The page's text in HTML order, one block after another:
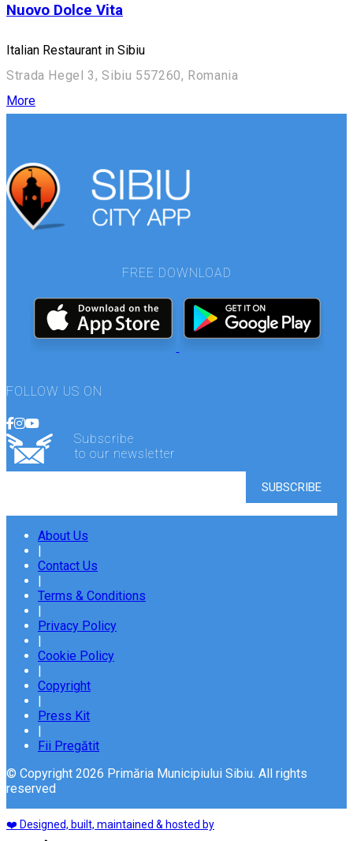
Nuovo Dolce Vita
Italian Restaurant in Sibiu
Strada Hegel 3, Sibiu 557260, Romania
More
FREE DOWNLOAD
FOLLOW US ON
Subscribe
to our newsletter
About Us
|
Contact Us
|
Terms & Conditions
|
Privacy Policy
|
Cookie Policy
|
Copyright
|
Press Kit
|
Fii Pregătit
© Copyright 2026 Primăria Municipiului Sibiu. All rights
reserved
❤️ Designed, built, maintained & hosted by